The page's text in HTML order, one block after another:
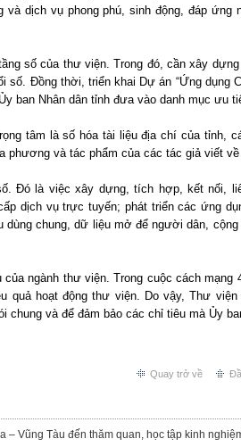
dịch vụ phong phú, sinh động, đáp ứng
số của thư viện. Trong đó, cần xây
số. Đồng thời, triển khai Dự án “Ứng dụng
ban Nhân dân tỉnh đưa vào danh mục ưu
tâm là số hóa tài liệu địa chí của tỉnh,
phương và tác phẩm của các tác giả viết
Đó là việc xây dựng, tích hợp, kết nối,
dịch vụ trực tuyến; phát triển các ứng
chung, dữ liệu mở để người dân,
ngành thư viện. Trong cuộc cách mạng
quả hoạt động thư viện. Do vậy, Thư
chung và để đảm bảo các chỉ tiêu mà Ủy
Quay trở về
– Vũng Tàu đến thăm quan, học tập kinh